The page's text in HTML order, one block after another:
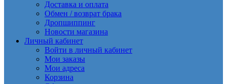
Доставка и оплата
Обмен / возврат брака
Дропшиппинг
Новости магазина
Личный кабинет
Войти в личный кабинет
Мои заказы
Мои адреса
Корзина